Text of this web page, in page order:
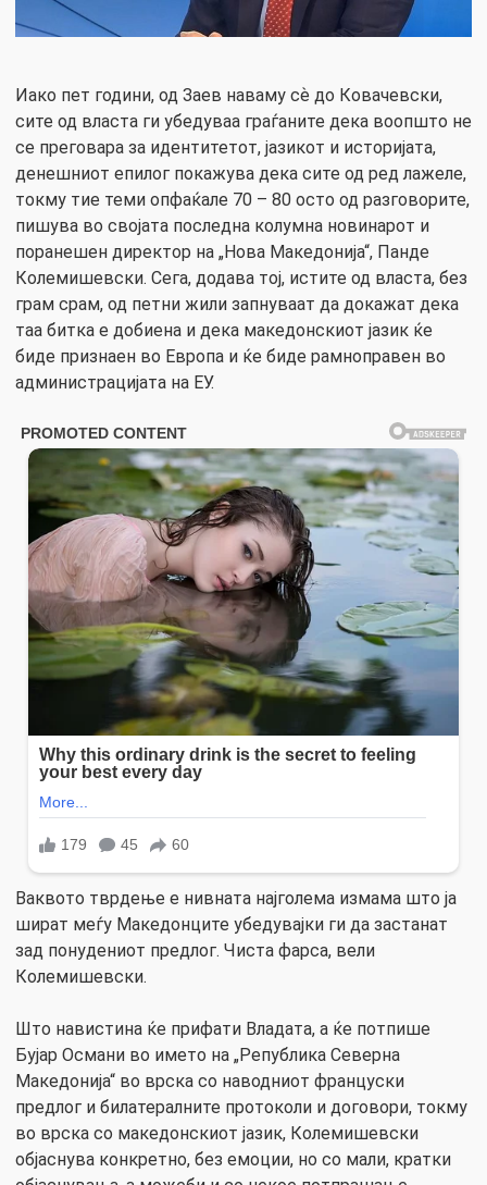
Иако пет години, од Заев наваму сѐ до Ковачевски,
сите од власта ги убедуваа граѓаните дека воопшто не
се преговара за идентитетот, јазикот и историјата,
денешниот епилог покажува дека сите од ред лажеле,
токму тие теми опфаќале 70 – 80 осто од разговорите,
пишува во својата последна колумна новинарот и
поранешен директор на „Нова Македонија“, Панде
Колемишевски. Сега, додава тој, истите од власта, без
грам срам, од петни жили запнуваат да докажат дека
таа битка е добиена и дека македонскиот јазик ќе
биде признаен во Европа и ќе биде рамноправен во
администрацијата на ЕУ.
Ваквото тврдење е нивната најголема измама што ја
шират меѓу Македонците убедувајки ги да застанат
зад понудениот предлог. Чиста фарса, вели
Колемишевски.
Што навистина ќе прифати Владата, а ќе потпише
Бујар Османи во името на „Република Cеверна
Македонија“ во врска со наводниот француски
предлог и билатералните протоколи и договори, токму
во врска со македонскиот јазик, Колемишевски
објаснува конкретно, без емоции, но со мали, кратки